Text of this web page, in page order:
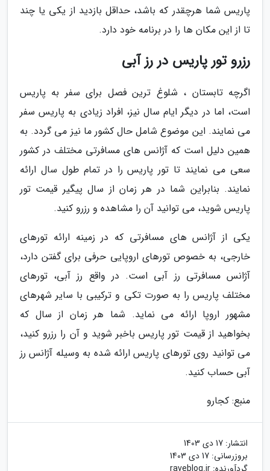
پاریس شما هرچقدر که باشد، حداقل بازدید از یکی یا چند
تا از این مکان ها را در برنامه خود دارد.
رزرو تور پاریس در رز آبی
اگرچه تابستان ، شلوغ ترین فصل برای سفر به پاریس
است، اما در دیگر ایام سال نیز، افراد زیادی به پاریس سفر
می نمایند. این موضوع شامل حال کشور ما نیز می گردد. به
همین دلیل است که آژانس های مسافرتی مختلف در کشور
سعی می نمایند تا تور پاریس را در تمام طول سال ارائه
نمایند. بنابراین شما در هر زمان از سال پیگیر قیمت تور
پاریس شوید، می توانید آن را مشاهده و رزرو کنید.
یکی از آژانس های مسافرتی که در زمینه ارائه تورهای
خارجی، به خصوص تورهای اروپایی حرفی برای گفتن دارد،
آژانس مسافرتی رز آبی است. در واقع رز آبی، تورهای
مختلف پاریس را به صورت تکی و ترکیبی با سایر شهرهای
مشهور اروپا ارائه می نماید. شما هر زمان از سال که
بخواهید از قیمت تور پاریس باخبر شوید و آن را رزرو کنید،
می توانید روی تورهای پاریس ارائه شده به وسیله آژانس رز
آبی حساب کنید.
منبع: کجارو
انتشار: 17 دی 1403
بروزرسانی: 17 دی 1403